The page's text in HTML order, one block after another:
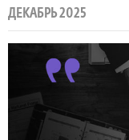
ДЕКАБРЬ 2025